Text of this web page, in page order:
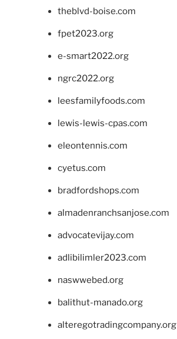
theblvd-boise.com
fpet2023.org
e-smart2022.org
ngrc2022.org
leesfamilyfoods.com
lewis-lewis-cpas.com
eleontennis.com
cyetus.com
bradfordshops.com
almadenranchsanjose.com
advocatevijay.com
adlibilimler2023.com
naswwebed.org
balithut-manado.org
alteregotradingcompany.org